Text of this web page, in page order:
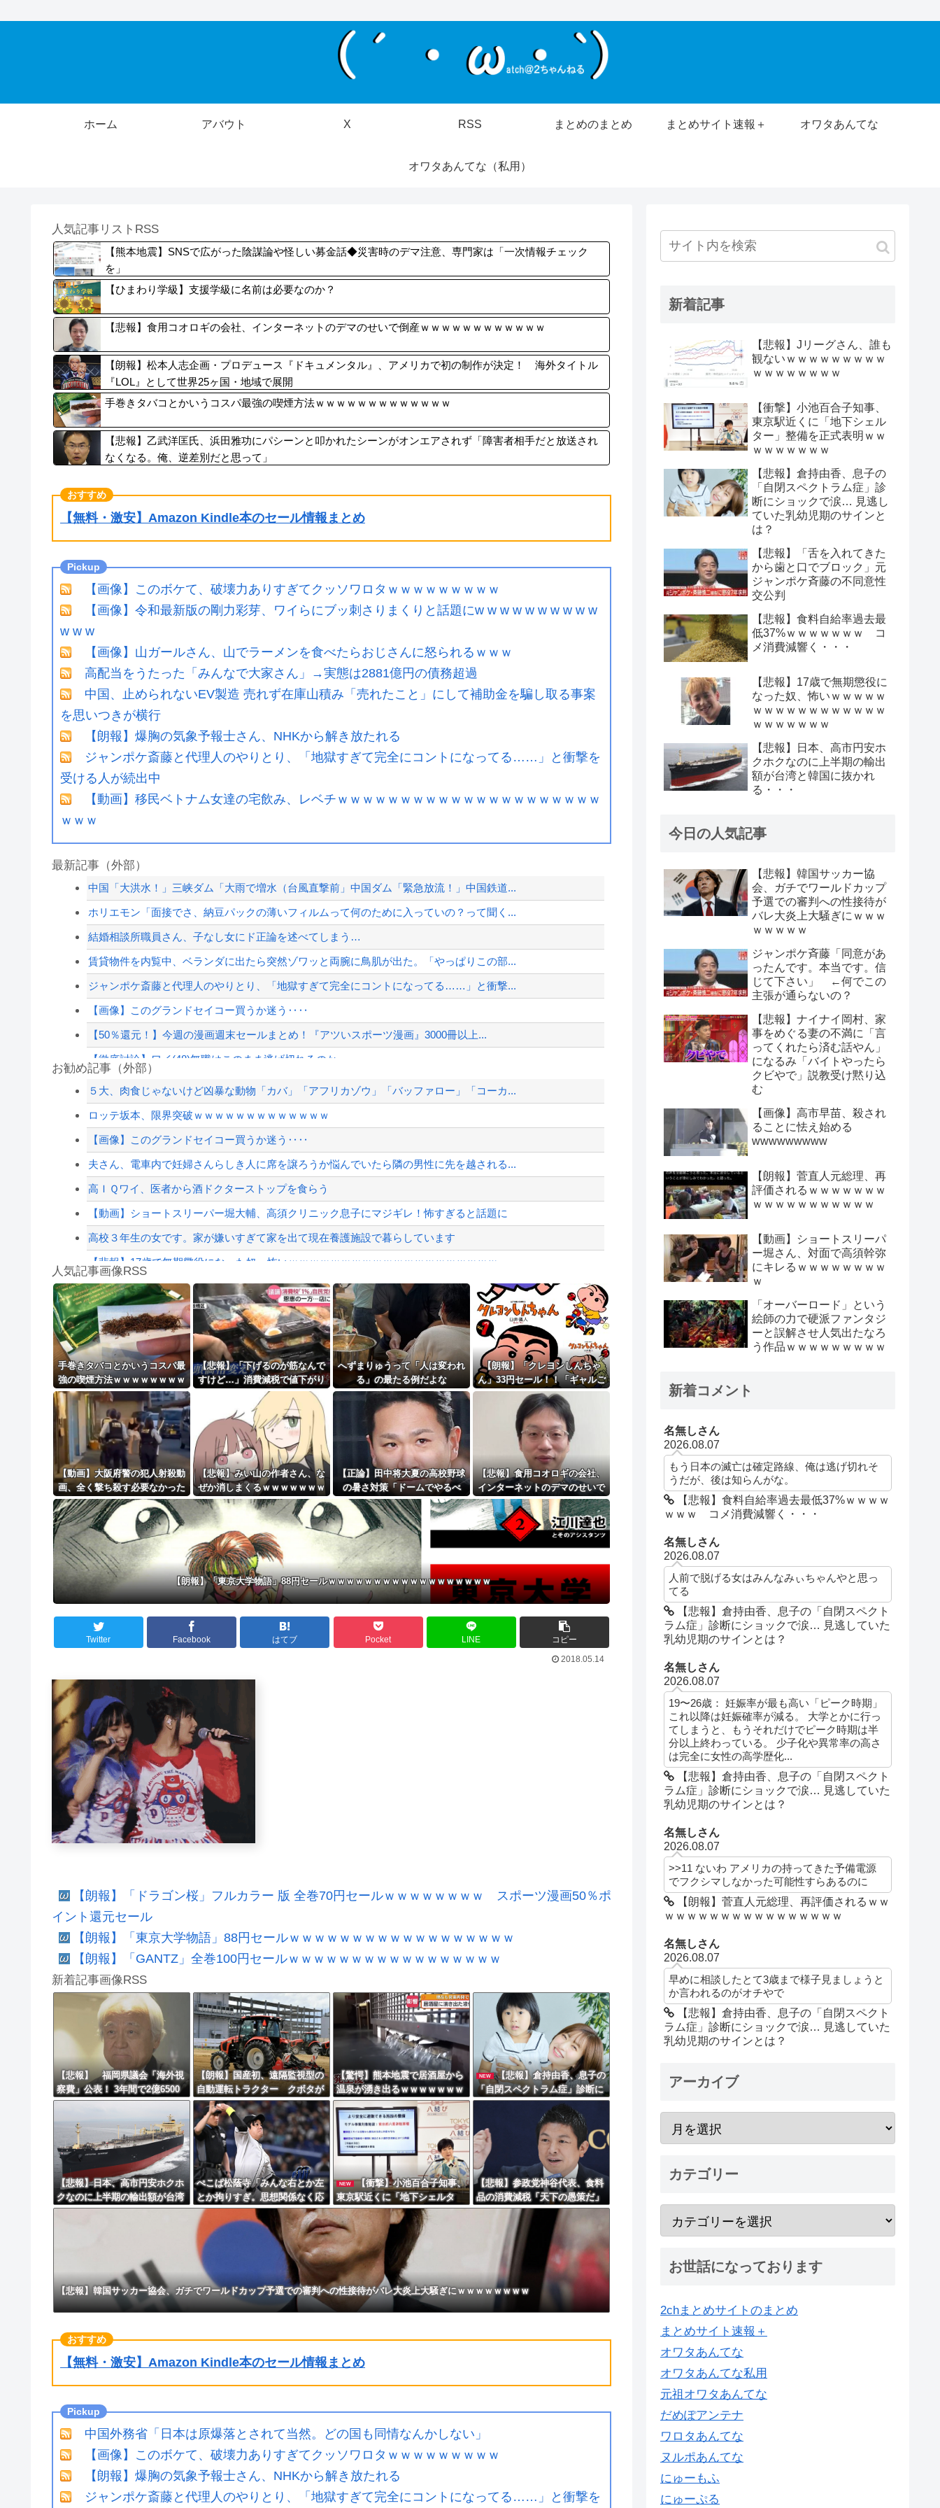
ホーム アバウト X RSS まとめのまとめ まとめサイト速報＋ オワタあんてな
オワタあんてな（私用）
人気記事リストRSS
【熊本地震】SNSで広がった陰謀論や怪しい募金話◆災害時のデマ注意、専門家は「一次情報チェック
を」
【ひまわり学級】支援学級に名前は必要なのか？
【悲報】食用コオロギの会社、インターネットのデマのせいで倒産ｗｗｗｗｗｗｗｗｗｗｗｗ
【朗報】松本人志企画・プロデュース『ドキュメンタル』、アメリカで初の制作が決定！ 海外タイトル
『LOL』として世界25ヶ国・地域で展開
手巻きタバコとかいうコスパ最強の喫煙方法ｗｗｗｗｗｗｗｗｗｗｗｗｗ
【悲報】乙武洋匡氏、浜田雅功にパシーンと叩かれたシーンがオンエアされず「障害者相手だと放送され
なくなる。俺、逆差別だと思って」
【無料・激安】Amazon Kindle本のセール情報まとめ
【画像】このボケて、破壊力ありすぎてクッソワロタｗｗｗｗｗｗｗｗｗ
【画像】令和最新版の剛力彩芽、ワイらにブッ刺さりまくりと話題にw w w w w w w w w w
w w w
【画像】山ガールさん、山でラーメンを食べたらおじさんに怒られるｗｗｗ
高配当をうたった「みんなで大家さん」→実態は2881億円の債務超過
中国、止められないEV製造 売れず在庫山積み「売れたこと」にして補助金を騙し取る事案
を思いつきが横行
【朗報】爆胸の気象予報士さん、NHKから解き放たれる
ジャンポケ斎藤と代理人のやりとり、「地獄すぎて完全にコントになってる……」と衝撃を
受ける人が続出中
【動画】移民ベトナム女達の宅飲み、レベチｗｗｗｗｗｗｗｗｗｗｗｗｗｗｗｗｗｗｗｗｗ
ｗｗｗ
最新記事（外部）
中国「大洪水！」三峡ダム「大雨で増水（台風直撃前」中国ダム「緊急放流！」中国鉄道...
ホリエモン「面接でさ、納豆パックの薄いフィルムって何のために入っていの？って聞く...
結婚相談所職員さん、子なし女にド正論を述べてしまう…
賃貸物件を内覧中、ベランダに出たら突然ゾワッと両腕に鳥肌が出た。「やっぱりこの部...
ジャンポケ斎藤と代理人のやりとり、「地獄すぎて完全にコントになってる……」と衝撃...
【画像】このグランドセイコー買うか迷う‥‥
【50％還元！】今週の漫画週末セールまとめ！『アツいスポーツ漫画』3000冊以上...
【徹底討論】ワイ(48)無職はこのまま逃げ切れるのか
【悲報】大物ミュージシャンSUGIZOさん、『爆弾発言』キタァアアアアアーーーー...
秋田県職員さん、会見をバスローブ＆喫煙スタイルで対応してしまい大炎上ｗ
【韓国サッカー協会】外国人審判約10人に性的接待か 計1496回、約2億ウォン（...
滝沢秀明社長、熊本入り示唆「男手が必要。時間を見つけて行きたい」
【配信者】「金バエ」のSNS更新が1週間途絶え、様々な憶測が飛び交う。1週間ぶり...
【緊急速報】NYで警官が黒人男性の首を絞め、暴動第二波不可避へ
Powered by livedoor 相互RSS
お勧め記事（外部）
５大、肉食じゃないけど凶暴な動物「カバ」「アフリカゾウ」「バッファロー」「コーカ...
ロッテ坂本、限界突破ｗｗｗｗｗｗｗｗｗｗｗｗｗ
【画像】このグランドセイコー買うか迷う‥‥
夫さん、電車内で妊婦さんらしき人に席を譲ろうか悩んでいたら隣の男性に先を越される...
高ＩＱワイ、医者から酒ドクターストップを食らう
【動画】ショートスリーパー堀大輔、高須クリニック息子にマジギレ！怖すぎると話題に
高校３年生の女です。家が嫌いすぎて家を出て現在養護施設で暮らしています
【悲報】17歳で無期懲役になった奴、怖いｗｗｗｗｗｗｗｗｗｗｗｗｗｗｗｗｗｗｗｗ...
【動画】逃げる判断はやっ！埼玉でスマホ運転のプリウスに当て逃げされる車載。
実況「金メダルをとった萩野には俺さんへの挑戦権を手にしました！」俺「ほう君が萩野...
8/4のニュース
日本旅行キャンセルすべきか…1万年ぶり史上最大級の火山の兆し＝韓国の反応
更新中止のお知らせ
海外「おめでとうタキ！」リヴァプール南野がバースデーゴール！！
Powered by livedoor 相互RSS
人気記事画像RSS
手巻きタバコとかいうコスパ最
強の喫煙方法ｗｗｗｗｗｗｗｗ
ｗｗｗｗｗ
【悲報】「下げるのが筋なんで
すけど…」消費減税で値下がり
する分と同じだけ商品を値上げ
して店頭価格を変えない店も…
へずまりゅうって「人は変われ
る」の最たる例だよな
【朗報】「クレヨンしんちゃ
ん」33円セール！！「ギャルご
はん」全10巻 各227円！！
【動画】大阪府警の犯人射殺動
画、全く撃ち殺す必要なかった
ｗｗｗｗｗｗｗｗｗｗｗ
【悲報】みい山の作者さん、な
ぜか消しまくるｗｗｗｗｗｗｗ
ｗｗｗｗｗｗｗｗ
【正論】田中将大夏の高校野球
の暑さ対策「ドームでやるべ
き」
【悲報】食用コオロギの会社、
インターネットのデマのせいで
倒産ｗｗｗｗｗｗｗｗｗｗｗｗ
【朗報】「東京大学物語」88円セールｗｗｗｗｗｗｗｗｗｗｗｗｗｗｗｗｗｗ
Twitter Facebook はてブ Pocket LINE
コピー
2018.05.14
【朗報】「ドラゴン桜」フルカラー 版 全巻70円セールｗｗｗｗｗｗｗｗ スポーツ漫画50％ポ
イント還元セール
【朗報】「東京大学物語」88円セールｗｗｗｗｗｗｗｗｗｗｗｗｗｗｗｗｗｗ
【朗報】「GANTZ」全巻100円セールｗｗｗｗｗｗｗｗｗｗｗｗｗｗｗｗｗ
新着記事画像RSS
【悲報】 福岡県議会「海外視
察費」公表！ 3年間で2億6500
万円ｗｗｗｗｗｗｗｗｗ
【朗報】国産初、遠隔監視型の
自動運転トラクター クボタが
来春に発売！！！
【驚愕】熊本地震で居酒屋から
温泉が湧き出るｗｗｗｗｗｗｗ
ｗｗｗｗｗ
NEW
【悲報】倉持由香、息子の
「自閉スペクトラム症」診断に
ショックで涙… 見逃していた乳
幼児期のサインとは？
【悲報】日本、高市円安ホクホ
クなのに上半期の輸出額が台湾
と韓国に抜かれる・・・
ぺこぱ松蔭寺「みんな右とか左
とか拘りすぎ。思想関係なく応
援しようよ」
NEW
【衝撃】小池百合子知事、
東京駅近くに「地下シェルタ
ー」整備を正式表明ｗｗｗｗｗ
ｗｗｗｗ
【悲報】参政党神谷代表、食料
品の消費減税「天下の愚策だ」
と批判ｗｗｗｗｗｗｗｗｗｗｗ
【悲報】韓国サッカー協会、ガチでワールドカップ予選での審判への性接待がバレ大炎上大騒ぎにｗｗｗｗｗｗｗｗ
【無料・激安】Amazon Kindle本のセール情報まとめ
中国外務省「日本は原爆落とされて当然。どの国も同情なんかしない」
【画像】このボケて、破壊力ありすぎてクッソワロタｗｗｗｗｗｗｗｗｗ
【朗報】爆胸の気象予報士さん、NHKから解き放たれる
ジャンポケ斎藤と代理人のやりとり、「地獄すぎて完全にコントになってる……」と衝撃を
新着記事
【悲報】Jリーグさん、誰も
観ないｗｗｗｗｗｗｗｗｗ
ｗｗｗｗｗｗｗｗ
【衝撃】小池百合子知事、
東京駅近くに「地下シェル
ター」整備を正式表明ｗｗ
ｗｗｗｗｗｗｗ
【悲報】倉持由香、息子の
「自閉スペクトラム症」診
断にショックで涙… 見逃し
ていた乳幼児期のサインと
は？
【悲報】「舌を入れてきた
から歯と口でブロック」元
ジャンポケ斉藤の不同意性
交公判
【悲報】食料自給率過去最
低37%ｗｗｗｗｗｗｗ コ
メ消費減響く・・・
【悲報】17歳で無期懲役に
なった奴、怖いｗｗｗｗｗ
ｗｗｗｗｗｗｗｗｗｗｗｗ
ｗｗｗｗｗｗｗ
【悲報】日本、高市円安ホ
クホクなのに上半期の輸出
額が台湾と韓国に抜かれ
る・・・
今日の人気記事
【悲報】韓国サッカー協
会、ガチでワールドカップ
予選での審判への性接待が
バレ大炎上大騒ぎにｗｗｗ
ｗｗｗｗｗ
ジャンポケ斉藤「同意があ
ったんです。本当です。信
じて下さい」 ←何でこの
主張が通らないの？
【悲報】ナイナイ岡村、家
事をめぐる妻の不満に「言
ってくれたら済む話やん」
になるみ「バイトやったら
クビやで」説教受け黙り込
む
【画像】高市早苗、殺され
ることに怯え始める
wwwwwwwww
【朗報】菅直人元総理、再
評価されるｗｗｗｗｗｗｗ
ｗｗｗｗｗｗｗｗｗｗｗ
【動画】ショートスリーパ
ー堀さん、対面で高須幹弥
にキレるｗｗｗｗｗｗｗｗ
ｗ
「オーバーロード」という
絵師の力で硬派ファンタジ
ーと誤解させ人気出たなろ
う作品ｗｗｗｗｗｗｗｗｗ
新着コメント
名無しさん
2026.08.07
もう日本の滅亡は確定路線、俺は逃げ切れそ
うだが、後は知らんがな。
【悲報】食料自給率過去最低37%ｗｗｗｗ
ｗｗｗ コメ消費減響く・・・
名無しさん
2026.08.07
人前で脱げる女はみんなみぃちゃんやと思っ
てる
【悲報】倉持由香、息子の「自閉スペクト
ラム症」診断にショックで涙… 見逃していた
乳幼児期のサインとは？
名無しさん
2026.08.07
19〜26歳： 妊娠率が最も高い「ピーク時期」
これ以降は妊娠確率が減る。 大学とかに行っ
てしまうと、もうそれだけでピーク時期は半
分以上終わっている。 少子化や異常率の高さ
は完全に女性の高学歴化...
【悲報】倉持由香、息子の「自閉スペクト
ラム症」診断にショックで涙… 見逃していた
乳幼児期のサインとは？
名無しさん
2026.08.07
>>11 ないわ アメリカの持ってきた予備電源
でフクシマしなかった可能性すらあるのに
【朗報】菅直人元総理、再評価されるｗｗ
ｗｗｗｗｗｗｗｗｗｗｗｗｗｗｗｗ
名無しさん
2026.08.07
早めに相談したとて3歳まで様子見ましょうと
か言われるのがオチやで
【悲報】倉持由香、息子の「自閉スペクト
ラム症」診断にショックで涙… 見逃していた
乳幼児期のサインとは？
アーカイブ
カテゴリー
お世話になっております
2chまとめサイトのまとめ
まとめサイト速報＋
オワタあんてな
オワタあんてな私用
元祖オワタあんてな
だめぽアンテナ
ワロタあんてな
ヌルポあんてな
にゅーもふ
にゅーぷる